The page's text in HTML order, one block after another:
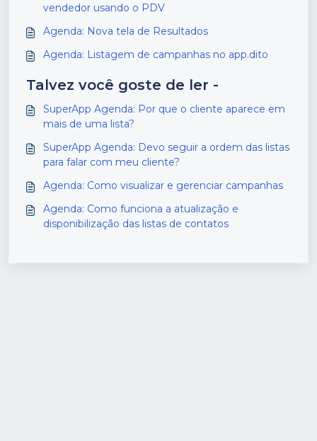
vendedor usando o PDV
Agenda: Nova tela de Resultados
Agenda: Listagem de campanhas no app.dito
Talvez você goste de ler -
SuperApp Agenda: Por que o cliente aparece em
mais de uma lista?
SuperApp Agenda: Devo seguir a ordem das listas
para falar com meu cliente?
Agenda: Como visualizar e gerenciar campanhas
Agenda: Como funciona a atualização e
disponibilização das listas de contatos